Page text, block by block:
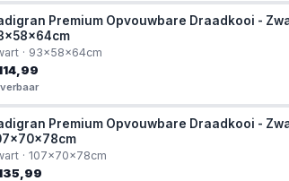
Premium Opvouwbare Draadkooi -
· 93x58x64cm
Premium Opvouwbare Draadkooi -
· 107x70x78cm